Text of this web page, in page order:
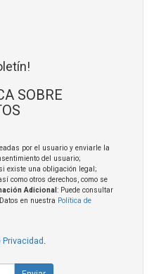
SOBRE
por el usuario y enviarle la
del usuario;
existe una obligación legal;
como otros derechos, como se
Adicional : Puede consultar
en nuestra Política de
.